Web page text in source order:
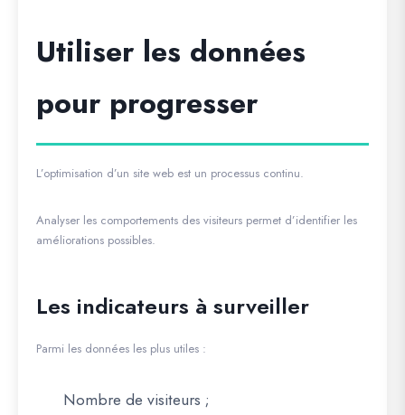
Utiliser les données
pour progresser
L’optimisation d’un site web est un processus continu.
Analyser les comportements des visiteurs permet d’identifier les
améliorations possibles.
Les indicateurs à surveiller
Parmi les données les plus utiles :
Nombre de visiteurs ;